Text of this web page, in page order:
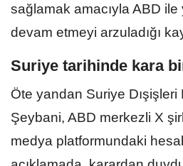
sağlamak amacıyla ABD ile
devam etmeyi arzuladığı
Suriye tarihinde kara
Öte yandan Suriye Dışişleri
Şeybani, ABD merkezli X
medya platformundaki